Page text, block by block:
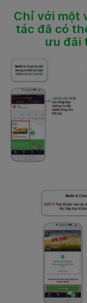
Chỉ với một
tác đã có
ưu đãi